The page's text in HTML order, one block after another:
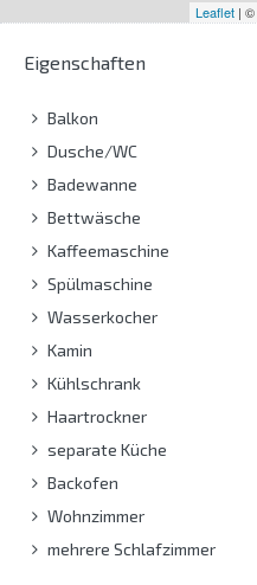
Leaflet | ©
Eigenschaften
Balkon
Dusche/WC
Badewanne
Bettwäsche
Kaffeemaschine
Spülmaschine
Wasserkocher
Kamin
Kühlschrank
Haartrockner
separate Küche
Backofen
Wohnzimmer
mehrere Schlafzimmer